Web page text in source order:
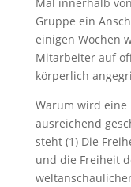
Gruppe ein
einigen Wochen
Mitarbeiter auf
körperlich
Warum wird eine
ausreichend
steht (1) Die
und die Freiheit